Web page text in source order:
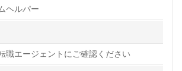
お電話などご希望に応じてお問い合
です。転職相談、求人紹介、年収交
ービスをご利用いただけます。＜非
ヘルパー
職エージェントにご確認ください